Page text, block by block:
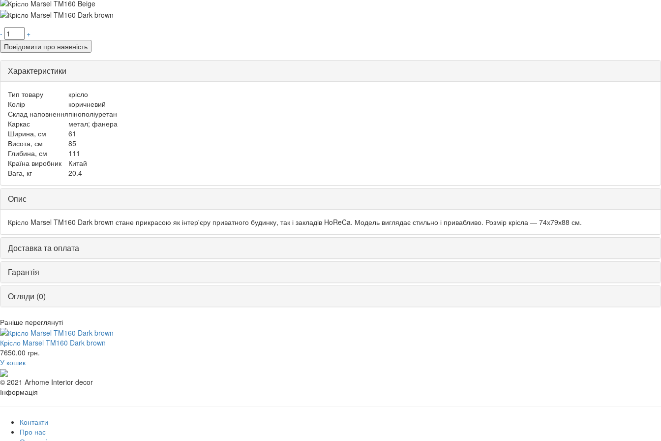
-
+
Повідомити про наявність
Характеристики
Тип товару
крісло
Колір
коричневий
Склад наповненняпінополіуретан
Каркас
метал; фанера
Ширина, см
61
Висота, см
85
Глибина, см
111
Країна виробник
Китай
Вага, кг
20.4
Опис
Крісло Marsel TM160 Dark brown стане прикрасою як інтер'єру приватного будинку, так і закладів HoReCa. Модель виглядає стильно і привабливо. Розмір крісла — 74х79х88 см.
Доставка та оплата
Гарантія
Огляди (0)
Раніше переглянуті
Крісло Marsel TM160 Dark brown
7650.00 грн.
У кошик
© 2021 Arhome Interior decor
Інформація
Контакти
Про нас